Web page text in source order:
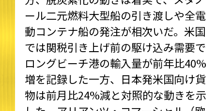
ール二元燃料大型船の引き渡しや全電
動コンテナ船の発注が相次いだ。米国
では関税引き上げ前の駆け込み需要で
ロングビーチ港の輸入量が前年比40%
増を記録した一方、日本発米国向け貨
物は前月比24%減と対照的な動きを示